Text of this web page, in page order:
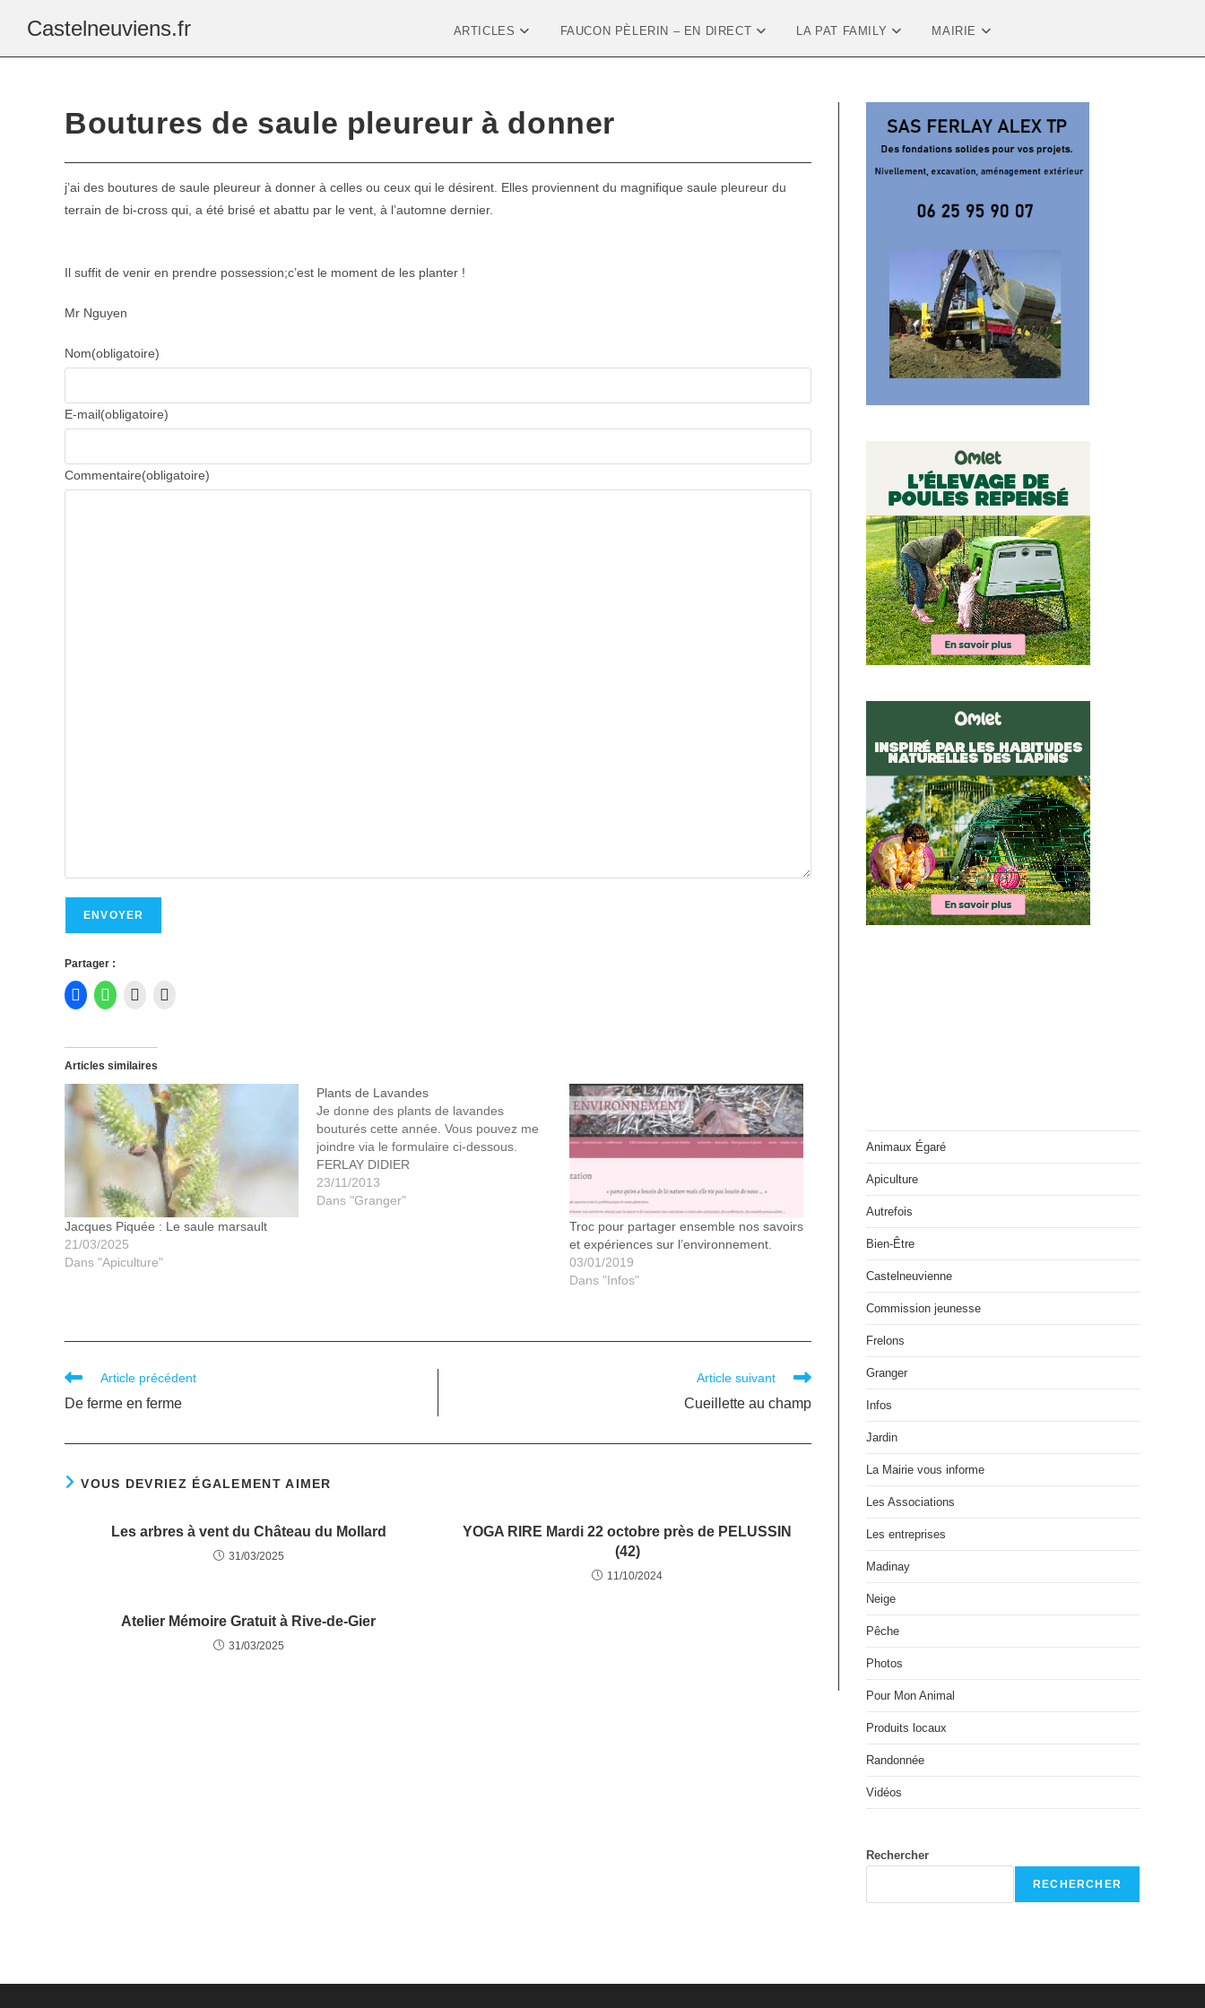
Castelneuviens.fr ARTICLES FAUCON PÈLERIN – EN DIRECT LA PAT FAMILY MAIRIE
Boutures de saule pleureur à donner
j’ai des boutures de saule pleureur à donner à celles ou ceux qui le désirent. Elles proviennent du magnifique saule pleureur du
terrain de bi-cross qui, a été brisé et abattu par le vent, à l’automne dernier.
Il suffit de venir en prendre possession;c’est le moment de les planter !
Mr Nguyen
Nom(obligatoire)
E-mail(obligatoire)
Commentaire(obligatoire)
ENVOYER
Partager :
Articles similaires
Jacques Piquée : Le saule marsault
21/03/2025
Dans "Apiculture"
Plants de Lavandes
Je donne des plants de lavandes
bouturés cette année. Vous pouvez me
joindre via le formulaire ci-dessous.
FERLAY DIDIER
23/11/2013
Dans "Granger"
Troc pour partager ensemble nos savoirs
et expériences sur l’environnement.
03/01/2019
Dans "Infos"
Article précédent
De ferme en ferme
Article suivant
Cueillette au champ
VOUS DEVRIEZ ÉGALEMENT AIMER
Les arbres à vent du Château du Mollard
31/03/2025
YOGA RIRE Mardi 22 octobre près de PELUSSIN
(42)
11/10/2024
Atelier Mémoire Gratuit à Rive-de-Gier
31/03/2025
Animaux Égaré
Apiculture
Autrefois
Bien-Être
Castelneuvienne
Commission jeunesse
Frelons
Granger
Infos
Jardin
La Mairie vous informe
Les Associations
Les entreprises
Madinay
Neige
Pêche
Photos
Pour Mon Animal
Produits locaux
Randonnée
Vidéos
Rechercher
RECHERCHER